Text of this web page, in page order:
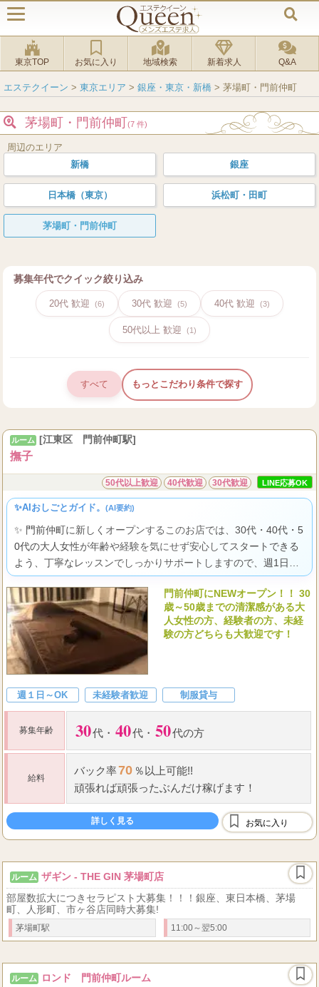
東京TOP お気に入り 地域検索 新着求人 Q&A
エステクイーン > 東京エリア > 銀座・東京・新橋 > 茅場町・門前仲町
茅場町・門前仲町 (7 件)
周辺のエリア
新橋
銀座
日本橋（東京） 浜松町・田町
茅場町・門前仲町
募集年代でクイック絞り込み
20代 歓迎 (6) 30代 歓迎 (5) 40代 歓迎 (3)
50代以上 歓迎 (1)
すべて もっとこだわり条件で探す
ルーム [江東区 門前仲町駅]
撫子
50代以上歓迎 40代歓迎 30代歓迎 LINE応募OK
✨AIおしごとガイド。 (AI要約)
✨ 門前仲町に新しくオープンするこのお店では、30代・40代・5
0代の大人女性が年齢や経験を気にせず安心してスタートできる
よう、丁寧なレッスンでしっかりサポートしますので、週1日か
らでもあなたらしく輝ける喜びを感じられますよ。
門前仲町にNEWオープン！！ 30
歳～50歳までの清潔感がある大
人女性の方、経験者の方、未経
験の方どちらも大歓迎です！
週１日～OK 未経験者歓迎 制服貸与
募集年齢 30代 ・ 40代 ・ 50代の方
給料
バック率70 ％以上可能!!
頑張れば頑張ったぶんだけ稼げます！
詳しく見る お気に入り
ルーム ザギン - THE GIN 茅場町店
部屋数拡大につきセラピスト大募集！！！銀座、東日本橋、茅場
町、人形町、市ヶ谷店同時大募集!
茅場町駅 11:00～翌5:00
ルーム ロンド 門前仲町ルーム